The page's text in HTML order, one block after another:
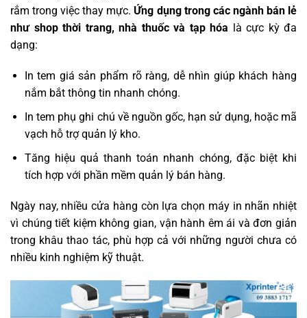
rắm trong việc thay mực.Ứng dụng trong các ngành bán lẻ
như shop thời trang, nhà thuốc và tạp hóa là cực kỳ đa
dạng:
In tem giá sản phẩm rõ ràng, dễ nhìn giúp khách hàng
nắm bắt thông tin nhanh chóng.
In tem phụ ghi chú về nguồn gốc, hạn sử dụng, hoặc mã
vạch hỗ trợ quản lý kho.
Tăng hiệu quả thanh toán nhanh chóng, đặc biệt khi
tích hợp với phần mềm quản lý bán hàng.
Ngày nay, nhiều cửa hàng còn lựa chọn máy in nhãn nhiệt
vì chúng tiết kiệm không gian, vận hành êm ái và đơn giản
trong khâu thao tác, phù hợp cả với những người chưa có
nhiều kinh nghiệm kỹ thuật.